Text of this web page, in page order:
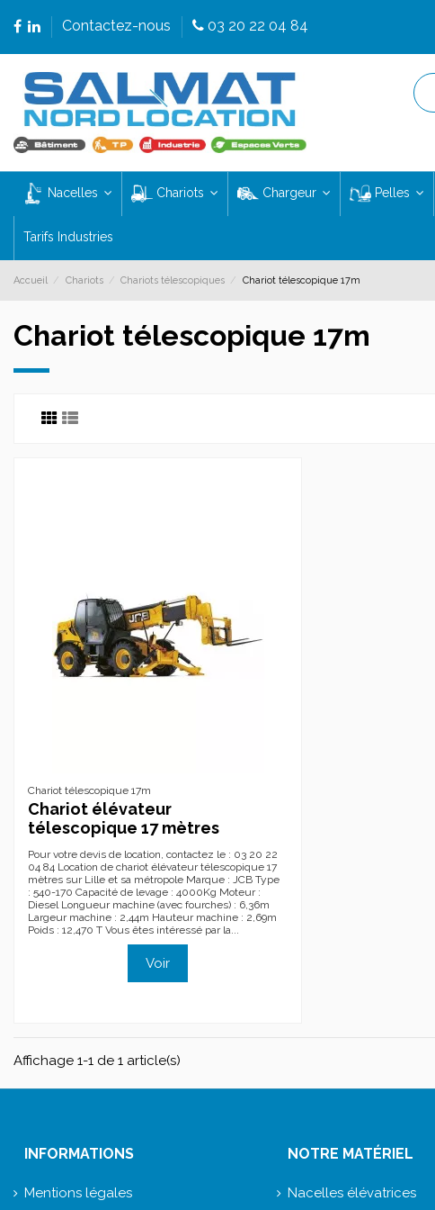
Contactez-nous 03 20 22 04 84
Nacelles Chariots Chargeur Pelles
Tarifs Industries
Accueil Chariots Chariots télescopiques Chariot télescopique 17m
Chariot télescopique 17m
Chariot télescopique 17m
Chariot élévateur
télescopique 17 mètres
Pour votre devis de location, contactez le : 03 20 22
04 84 Location de chariot élévateur télescopique 17
mètres sur Lille et sa métropole Marque : JCB Type
: 540-170 Capacité de levage : 4000Kg Moteur :
Diesel Longueur machine (avec fourches) : 6,36m
Largeur machine : 2,44m Hauteur machine : 2,69m
Poids : 12,470 T Vous êtes intéressé par la...
Voir
Affichage 1-1 de 1 article(s)
INFORMATIONS
Mentions légales
NOTRE MATÉRIEL
Nacelles élévatrices